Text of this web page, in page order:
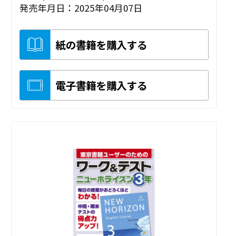
発売年月日：2025年04月07日
紙の書籍を購入する
電子書籍を購入する